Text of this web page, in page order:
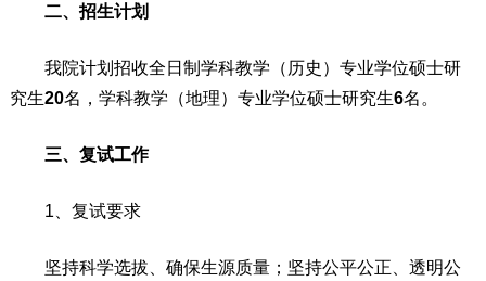
二、招生计划
我院计划招收全日制学科教学（历史）专业学位硕士研
究生20名，学科教学（地理）专业学位硕士研究生6名。
三、复试工作
1、复试要求
坚持科学选拔、确保生源质量；坚持公平公正、透明公